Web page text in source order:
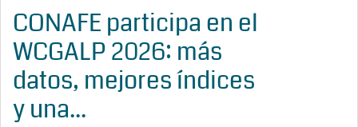
CONAFE participa en el
WCGALP 2026: más
datos, mejores índices
y una...